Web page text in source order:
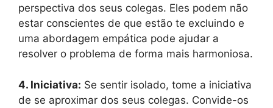
perspectiva dos seus colegas. Eles podem não
estar conscientes de que estão te excluindo e
uma abordagem empática pode ajudar a
resolver o problema de forma mais harmoniosa.
4. Iniciativa: Se sentir isolado, tome a iniciativa
de se aproximar dos seus colegas. Convide-os